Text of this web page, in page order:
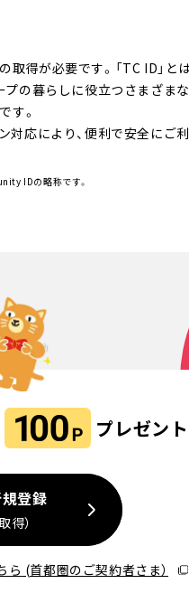
取得が必要です。「TC ID」と
プの暮らしに役立つさまざま
す。
対応により、便利で安全にご
IDの略称です。
プレゼント
登録
得）
ら (首都圏のご契約者さま）